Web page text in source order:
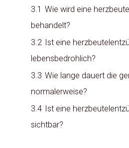
3.1 Wie wird eine
behandelt?
3.2 Ist eine
lebensbedrohlich?
3.3 Wie lange dauert die
normalerweise?
3.4 Ist eine
sichtbar?